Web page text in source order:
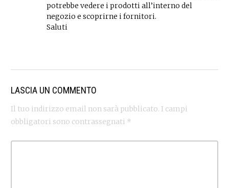
potrebbe vedere i prodotti all’interno del
negozio e scoprirne i fornitori.
Saluti
LASCIA UN COMMENTO
Il tuo indirizzo email non sarà pubblicato. I campi
obbligatori sono contrassegnati *